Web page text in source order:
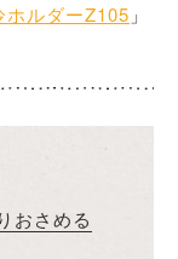
ルダーZ105 」
おさめる